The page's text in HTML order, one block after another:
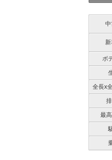
ボ
全長x
最